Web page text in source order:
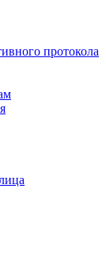
протокола